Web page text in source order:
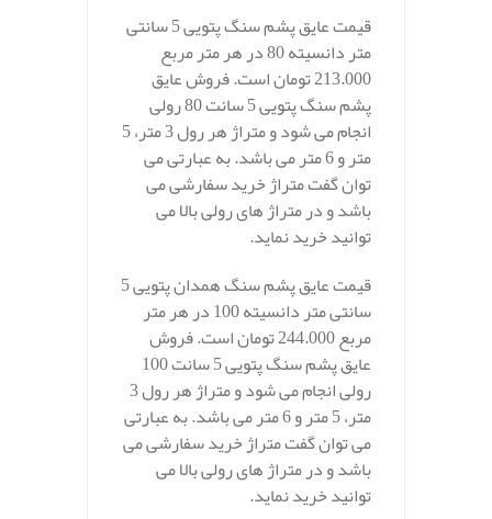
قیمت عایق پشم سنگ پتویی 5 سانتی
متر دانسیته 80 در هر متر مربع
213.000 تومان است. فروش عایق
پشم سنگ پتویی 5 سانت 80 رولی
انجام می شود و متراژ هر رول 3 متر، 5
متر و 6 متر می باشد. به عبارتی می
توان گفت متراژ خرید سفارشی می
باشد و در متراژ های رولی بالا می
توانید خرید نماید.
قیمت عایق پشم سنگ همدان پتویی 5
سانتی متر دانسیته 100 در هر متر
مربع 244.000 تومان است. فروش
عایق پشم سنگ پتویی 5 سانت 100
رولی انجام می شود و متراژ هر رول 3
متر، 5 متر و 6 متر می باشد. به عبارتی
می توان گفت متراژ خرید سفارشی می
باشد و در متراژ های رولی بالا می
توانید خرید نماید.